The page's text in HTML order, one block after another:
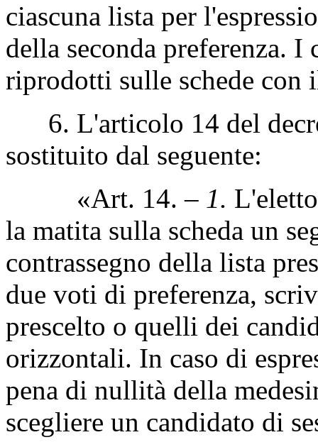
ciascuna lista per
della seconda preferenza. I
riprodotti sulle schede con
6. L'articolo 14 del
sostituito dal seguente:
«Art. 14. – 1.
la matita sulla scheda un
contrassegno della lista
due voti di preferenza,
prescelto o quelli dei
orizzontali. In caso di
pena di nullità della
scegliere un candidato di